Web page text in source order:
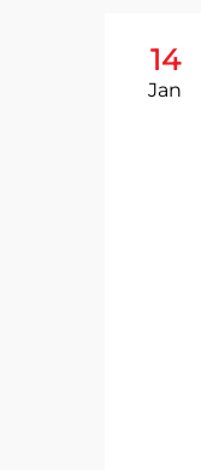
14
Jan